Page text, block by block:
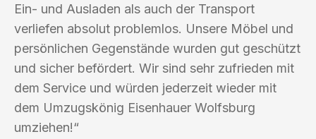
Ein- und Ausladen als auch der Transport
verliefen absolut problemlos. Unsere Möbel und
persönlichen Gegenstände wurden gut geschützt
und sicher befördert. Wir sind sehr zufrieden mit
dem Service und würden jederzeit wieder mit
dem Umzugskönig Eisenhauer Wolfsburg
umziehen!“